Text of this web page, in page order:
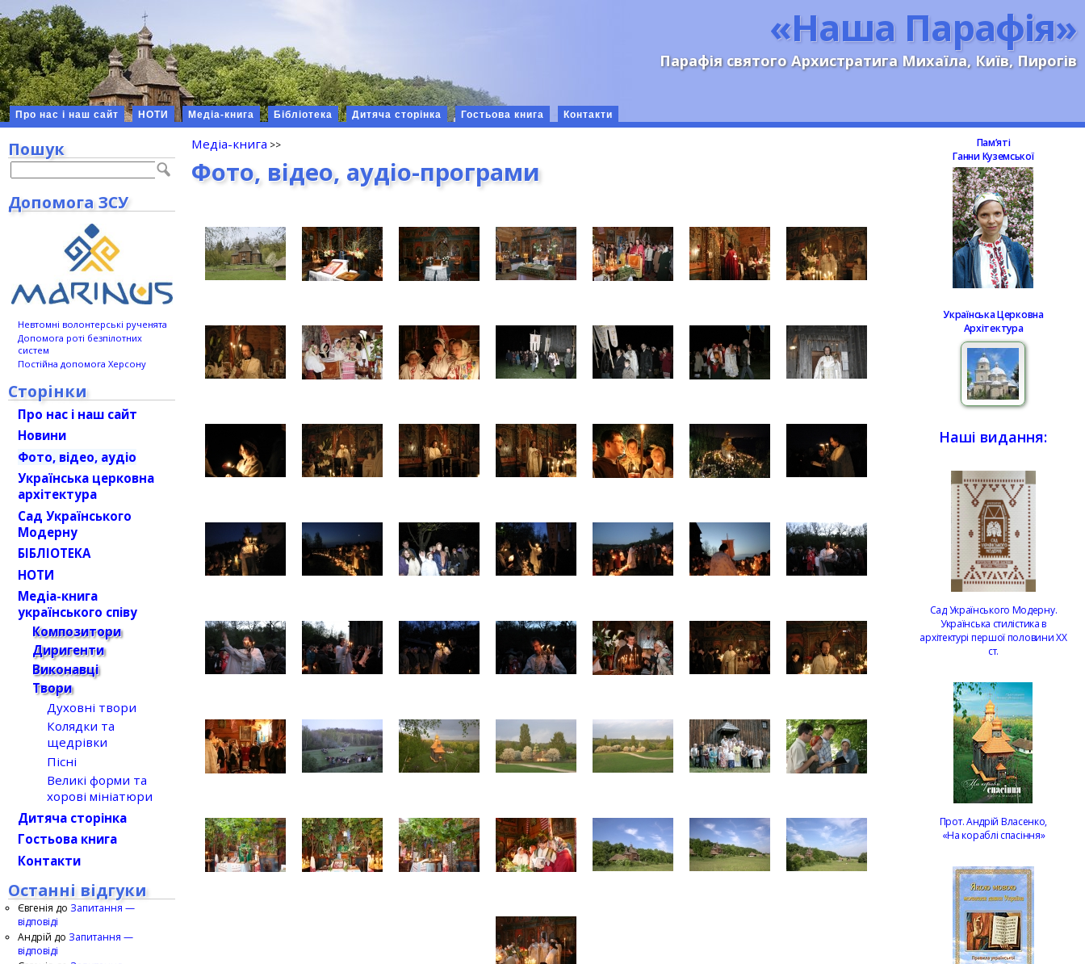
«Наша Парафія»
Парафія святого Архистратига Михаїла, Київ, Пирогів
Про нас і наш сайт НОТИ Медіа-книга Бібліотека Дитяча сторінка Гостьова книга Контакти
Медіа-книга
Фото, відео, аудіо-програми
Пошук
Допомога ЗСУ
Невтомні волонтерські рученята
Допомога роті безпілотних
систем
Постійна допомога Херсону
Сторінки
Про нас і наш сайт
Новини
Фото, відео, аудіо
Українська церковна
архітектура
Сад Українського
Модерну
БІБЛІОТЕКА
НОТИ
Медіа-книга
українського співу
Композитори
Диригенти
Виконавці
Твори
Духовні твори
Колядки та
щедрівки
Пісні
Великі форми та
хорові мініатюри
Дитяча сторінка
Гостьова книга
Контакти
Останні відгуки
Євгенія до Запитання —
відповіді
Андрій до Запитання —
відповіді
Памʼяті
Ганни Куземської
Українська Церковна
Архітектура
Наші видання:
Сад Українського Модерну.
Українська стилістика в
архітектурі першої половини ХХ
ст.
Прот. Андрій Власенко,
«На кораблі спасіння»